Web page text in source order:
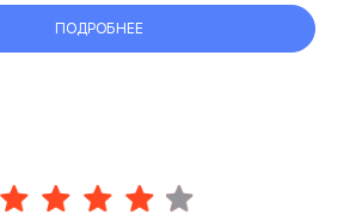
ПОДРОБНЕЕ